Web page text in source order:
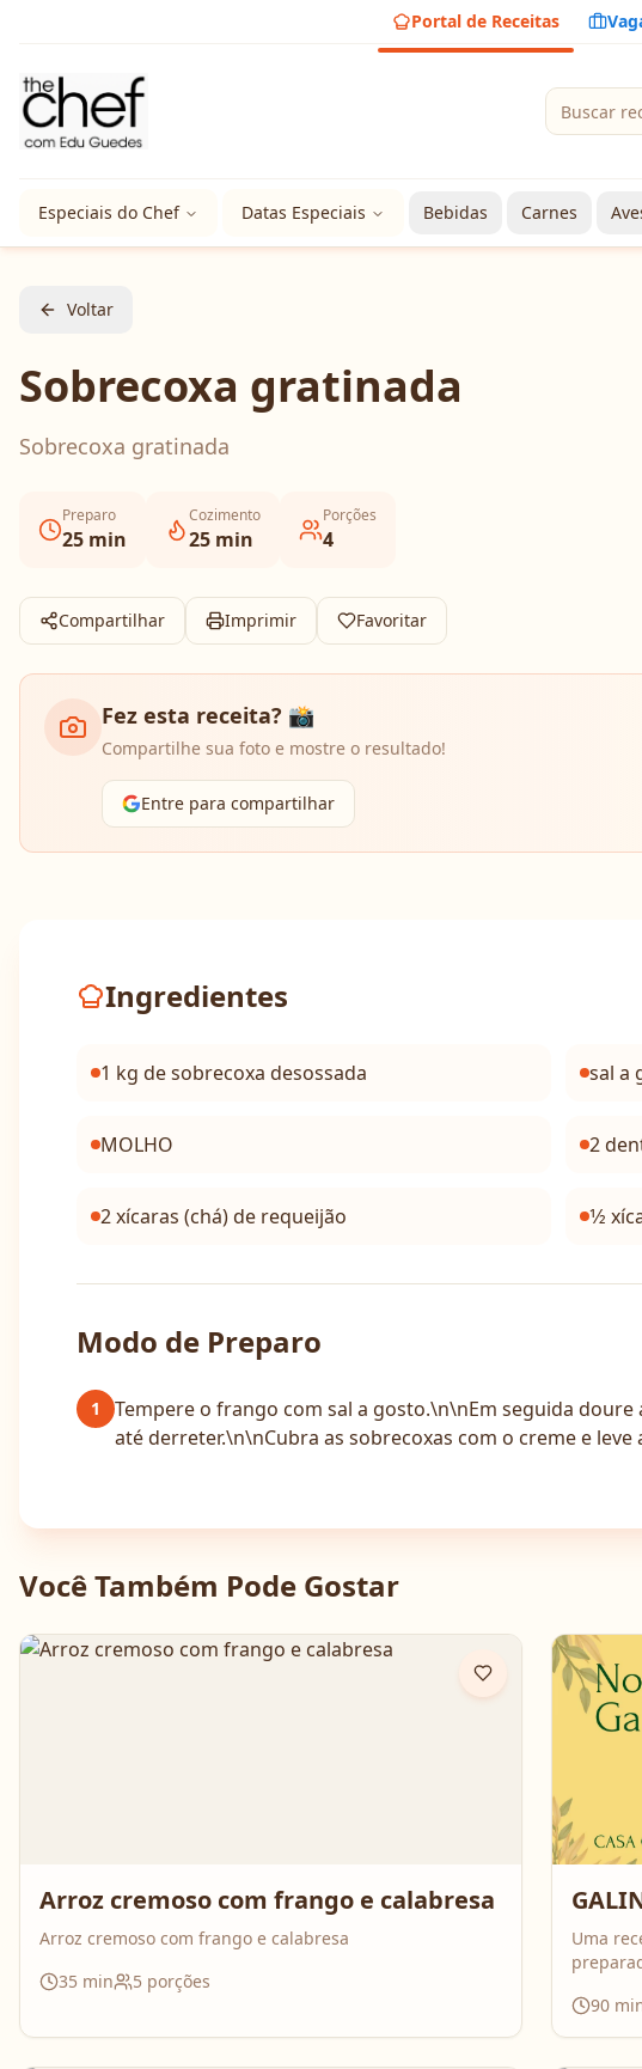
Portal de Receitas
Especiais do Chef Datas Especiais Bebidas Carnes
Voltar
Sobrecoxa gratinada
Sobrecoxa gratinada
Preparo
25 min
Cozimento
25 min
Porções
4
Compartilhar Imprimir Favoritar
Fez esta receita? 📸
Compartilhe sua foto e mostre o resultado!
Entre para compartilhar
Ingredientes
1 kg de sobrecoxa desossada sal a
MOLHO 2
2 xícaras (chá) de requeijão 1⁄2
Modo de Preparo
1
Tempere o frango com sal a gosto.\n\nEm seguida
até derreter.\n\nCubra as sobrecoxas com o creme e
Você Também Pode Gostar
Arroz cremoso com frango e calabresa
Arroz cremoso com frango e calabresa
35 min 5 porções
Uma
Nesse
90